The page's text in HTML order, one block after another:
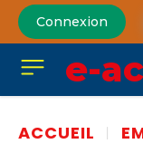
Connexion
e-
ACCUEIL